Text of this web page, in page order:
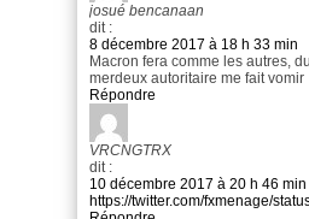
josué bencanaan
dit :
8 décembre 2017 à 18 h 33 min
Macron fera comme les autres,
merdeux autoritaire me fait vomir
Répondre
VRCNGTRX
dit :
10 décembre 2017 à 20 h 46 min
https://twitter.com/fxmenage/